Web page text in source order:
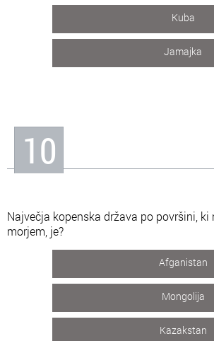
Kuba
Jamajka
10
Največja kopenska država po površini, ki
morjem, je?
Afganistan
Mongolija
Kazakstan